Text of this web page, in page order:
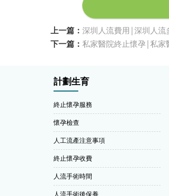
上一篇： 深圳人流費用|深圳人
下一篇： 私家醫院終止懷孕|私
計劃生育
終止懷孕服務
懷孕檢查
人工流產注意事項
終止懷孕收費
人流手術時間
人流手術後保養